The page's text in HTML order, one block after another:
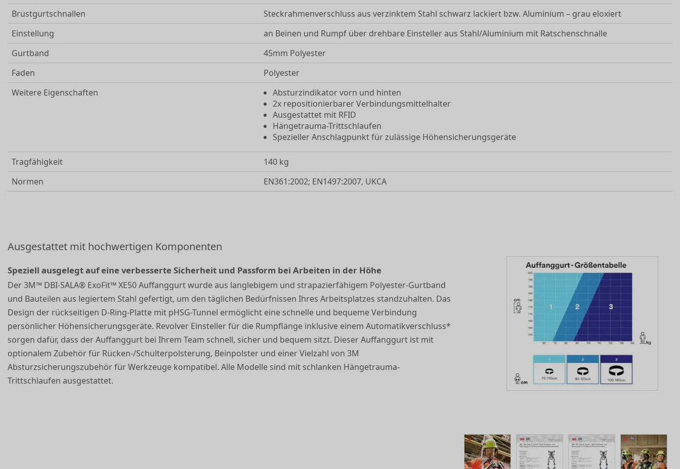
Brustgurtschnallen
Steckrahmenverschluss aus verzinktem Stahl schwarz lackiert bzw. Aluminium – grau eloxiert
Einstellung
an Beinen und Rumpf über drehbare Einsteller aus Stahl/Aluminium mit Ratschenschnalle
Gurtband
45mm Polyester
Faden
Polyester
Weitere Eigenschaften
Absturzindikator vorn und hinten
2x repositionierbarer Verbindungsmittelhalter
Ausgestattet mit RFID
Hängetrauma-Trittschlaufen
Spezieller Anschlagpunkt für zulässige Höhensicherungsgeräte
Tragfähigkeit
140 kg
Normen
EN361:2002; EN1497:2007, UKCA
Ausgestattet mit hochwertigen Komponenten
Speziell ausgelegt auf eine verbesserte Sicherheit und Passform bei Arbeiten in der Höhe
Der 3M™ DBI-SALA® ExoFit™ XE50 Auffanggurt wurde aus langlebigem und strapazierfähigem Polyester-Gurtband
und Bauteilen aus legiertem Stahl gefertigt, um den täglichen Bedürfnissen Ihres Arbeitsplatzes standzuhalten. Das
Design der rückseitigen D-Ring-Platte mit pHSG-Tunnel ermöglicht eine schnelle und bequeme Verbindung
persönlicher Höhensicherungsgeräte. Revolver Einsteller für die Rumpflänge inklusive einem Automatikverschluss*
sorgen dafür, dass der Auffanggurt bei Ihrem Team schnell, sicher und bequem sitzt. Dieser Auffanggurt ist mit
optionalem Zubehör für Rücken-/Schulterpolsterung, Beinpolster und einer Vielzahl von 3M
Absturzsicherungszubehör für Werkzeuge kompatibel. Alle Modelle sind mit schlanken Hängetrauma-
Trittschlaufen ausgestattet.